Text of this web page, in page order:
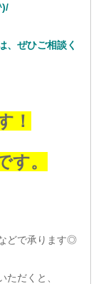
、ぜひご相談く
！
す。
どで承ります◎
だくと、